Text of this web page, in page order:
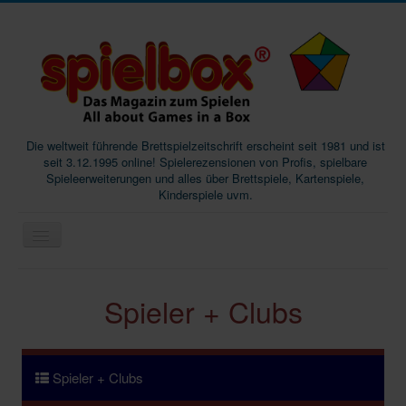
Die weltweit führende Brettspielzeitschrift erscheint seit 1981 und ist
seit 3.12.1995 online! Spielerezensionen von Profis, spielbare
Spieleerweiterungen und alles über Brettspiele, Kartenspiele,
Kinderspiele uvm.
Podcast
Spieler + Clubs
Spieler + Clubs